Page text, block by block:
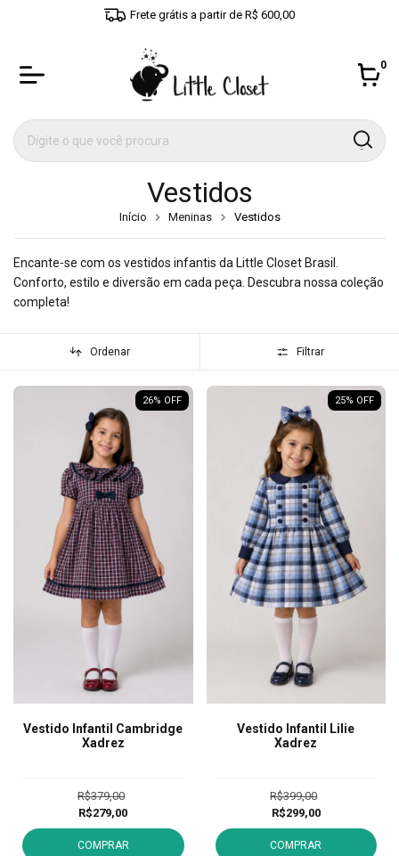
5% off com cupom MEUPRIMEIROLITTLECLOSET
0
Vestidos
Início Meninas Vestidos
Encante-se com os vestidos infantis da Little Closet Brasil.
Conforto, estilo e diversão em cada peça. Descubra nossa coleção
completa!
Ordenar Filtrar
26% OFF
Vestido Infantil Cambridge
Xadrez
R$379,00
R$279,00
COMPRAR
25% OFF
Vestido Infantil Lilie
Xadrez
R$399,00
R$299,00
COMPRAR